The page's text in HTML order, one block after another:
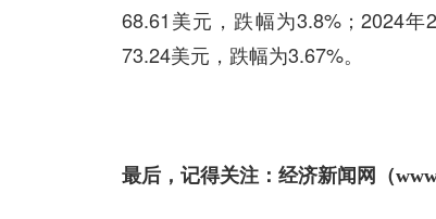
68.61美元，跌幅为3.8%；2024
73.24美元，跌幅为3.67%。
最后，记得关注：经济新闻网（